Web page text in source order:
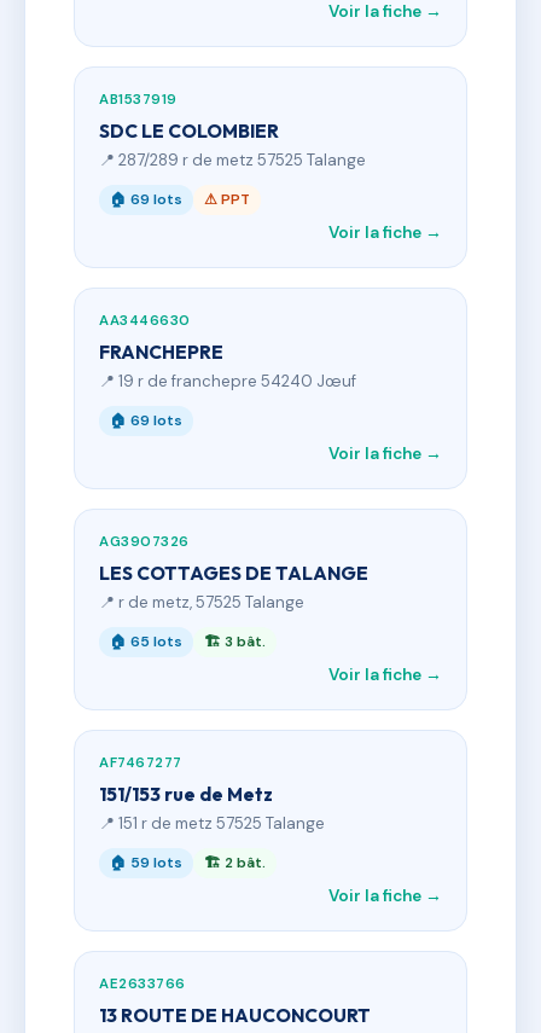
Voir la fiche →
AB1537919
SDC LE COLOMBIER
📍 287/289 r de metz 57525 Talange
🏠 69 lots ⚠ PPT
Voir la fiche →
AA3446630
FRANCHEPRE
📍 19 r de franchepre 54240 Jœuf
🏠 69 lots
Voir la fiche →
AG3907326
LES COTTAGES DE TALANGE
📍 r de metz, 57525 Talange
🏠 65 lots 🏗 3 bât.
Voir la fiche →
AF7467277
151/153 rue de Metz
📍 151 r de metz 57525 Talange
🏠 59 lots 🏗 2 bât.
Voir la fiche →
AE2633766
13 ROUTE DE HAUCONCOURT